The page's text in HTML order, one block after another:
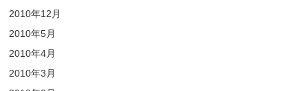
2010年12月
2010年5月
2010年4月
2010年3月